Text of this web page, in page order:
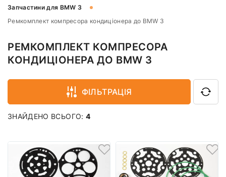
Запчастини для BMW 3
Ремкомплект компресора кондиціонера до BMW 3
РЕМКОМПЛЕКТ КОМПРЕСОРА
КОНДИЦІОНЕРА ДО BMW 3
ФІЛЬТРАЦІЯ
ЗНАЙДЕНО ВСЬОГО: 4